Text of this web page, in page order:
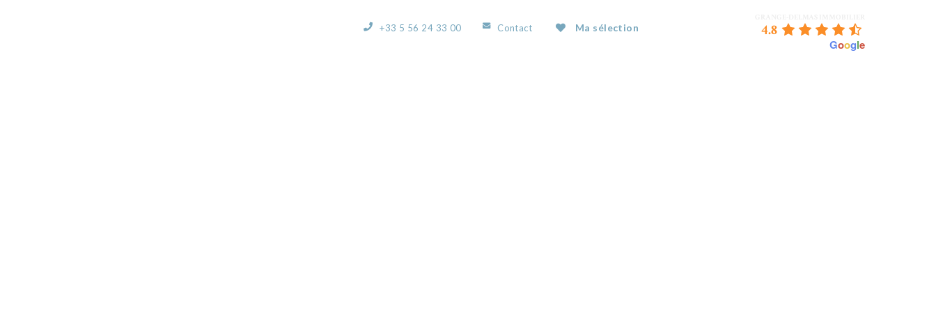
+33 5 56 24 33 00 Contact Ma sélection 4.8
Google